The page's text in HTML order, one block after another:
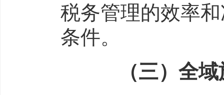
税务管理的效率
条件。
（三）全域